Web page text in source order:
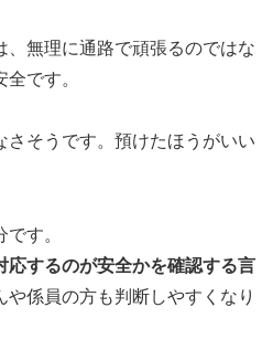
、無理に通路で頑張るのではな
です。
さそうです。預けたほうがいい
す。
応するのが安全かを確認する言
や係員の方も判断しやすくなり